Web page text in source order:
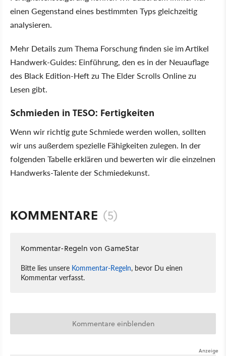
einen Gegenstand eines bestimmten Typs gleichzeitig
analysieren.
Mehr Details zum Thema Forschung finden sie im Artikel
Handwerk-Guides: Einführung, den es in der Neuauflage
des Black Edition-Heft zu The Elder Scrolls Online zu
Lesen gibt.
Schmieden in TESO: Fertigkeiten
Wenn wir richtig gute Schmiede werden wollen, sollten
wir uns außerdem spezielle Fähigkeiten zulegen. In der
folgenden Tabelle erklären und bewerten wir die einzelnen
Handwerks-Talente der Schmiedekunst.
KOMMENTARE (5)
Kommentar-Regeln von GameStar
Bitte lies unsere Kommentar-Regeln, bevor Du einen
Kommentar verfasst.
Kommentare einblenden